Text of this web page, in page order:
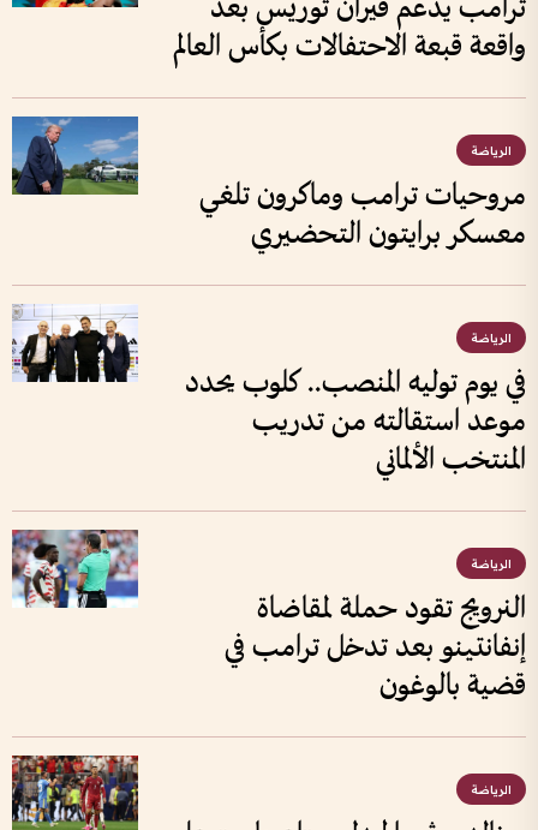
ترامب يدعم فيران توريس بعد
واقعة قبعة الاحتفالات بكأس العالم
الرياضة
مروحيات ترامب وماكرون تلغي
معسكر برايتون التحضيري
الرياضة
في يوم توليه المنصب.. كلوب يحدد
موعد استقالته من تدريب
المنتخب الألماني
الرياضة
النرويج تقود حملة لمقاضاة
إنفانتينو بعد تدخل ترامب في
قضية بالوغون
الرياضة